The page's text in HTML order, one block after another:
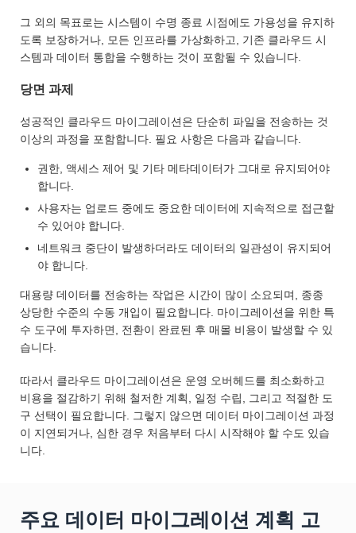
그 외의 목표로는 시스템이 수명 종료 시점에도 가용성을 유지하
도록 보장하거나, 모든 인프라를 가상화하고, 기존 클라우드 시
스템과 데이터 통합을 수행하는 것이 포함될 수 있습니다.
당면 과제
성공적인 클라우드 마이그레이션은 단순히 파일을 전송하는 것
이상의 과정을 포함합니다. 필요 사항은 다음과 같습니다.
권한, 액세스 제어 및 기타 메타데이터가 그대로 유지되어야
합니다.
사용자는 업로드 중에도 중요한 데이터에 지속적으로 접근할
수 있어야 합니다.
네트워크 중단이 발생하더라도 데이터의 일관성이 유지되어
야 합니다.
대용량 데이터를 전송하는 작업은 시간이 많이 소요되며, 종종
상당한 수준의 수동 개입이 필요합니다. 마이그레이션을 위한 특
수 도구에 투자하면, 전환이 완료된 후 매몰 비용이 발생할 수 있
습니다.
따라서 클라우드 마이그레이션은 운영 오버헤드를 최소화하고
비용을 절감하기 위해 철저한 계획, 일정 수립, 그리고 적절한 도
구 선택이 필요합니다. 그렇지 않으면 데이터 마이그레이션 과정
이 지연되거나, 심한 경우 처음부터 다시 시작해야 할 수도 있습
니다.
주요 데이터 마이그레이션 계획 고